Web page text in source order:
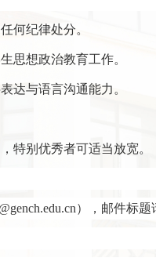
何纪律处分。
思想政治教育工作。
达与语言沟通能力。
特别优秀者可适当放宽。
），邮件标